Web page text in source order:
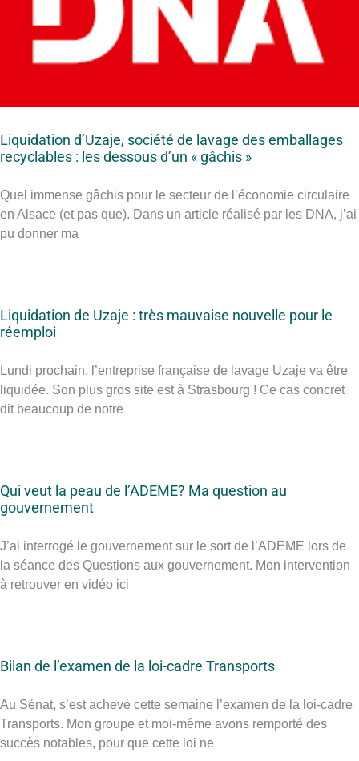
Liquidation d’Uzaje, société de lavage des emballages
recyclables : les dessous d’un « gâchis »
Quel immense gâchis pour le secteur de l’économie circulaire
en Alsace (et pas que). Dans un article réalisé par les DNA, j’ai
pu donner ma
Liquidation de Uzaje : très mauvaise nouvelle pour le
réemploi
Lundi prochain, l’entreprise française de lavage Uzaje va être
liquidée. Son plus gros site est à Strasbourg ! Ce cas concret
dit beaucoup de notre
Qui veut la peau de l’ADEME? Ma question au
gouvernement
J’ai interrogé le gouvernement sur le sort de l’ADEME lors de
la séance des Questions aux gouvernement. Mon intervention
à retrouver en vidéo ici
Bilan de l’examen de la loi-cadre Transports
Au Sénat, s’est achevé cette semaine l’examen de la loi-cadre
Transports. Mon groupe et moi-même avons remporté des
succès notables, pour que cette loi ne